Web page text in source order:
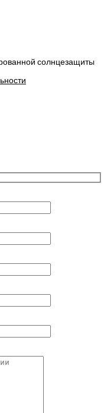
солнцезащиты